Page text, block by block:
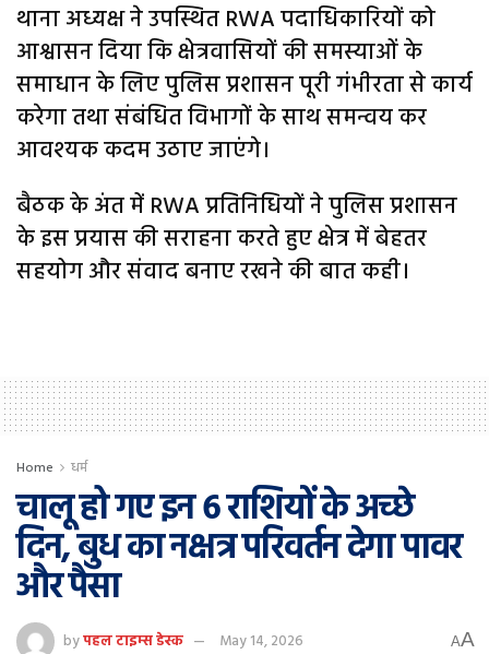
थाना अध्यक्ष ने उपस्थित RWA पदाधिकारियों को
आश्वासन दिया कि क्षेत्रवासियों की समस्याओं के
समाधान के लिए पुलिस प्रशासन पूरी गंभीरता से कार्य
करेगा तथा संबंधित विभागों के साथ समन्वय कर
आवश्यक कदम उठाए जाएंगे।
बैठक के अंत में RWA प्रतिनिधियों ने पुलिस प्रशासन
के इस प्रयास की सराहना करते हुए क्षेत्र में बेहतर
सहयोग और संवाद बनाए रखने की बात कही।
Home धर्म
चालू हो गए इन 6 राशियों के अच्छे
दिन, बुध का नक्षत्र परिवर्तन देगा पावर
और पैसा
byपहल टाइम्स डेस्क May 14, 2026 AA